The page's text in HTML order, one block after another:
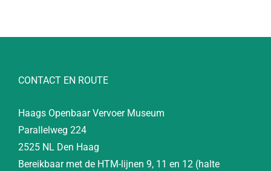
CONTACT EN ROUTE
Haags Openbaar Vervoer Museum
Parallelweg 224
2525 NL Den Haag
Bereikbaar met de HTM-lijnen 9, 11 en 12 (halte